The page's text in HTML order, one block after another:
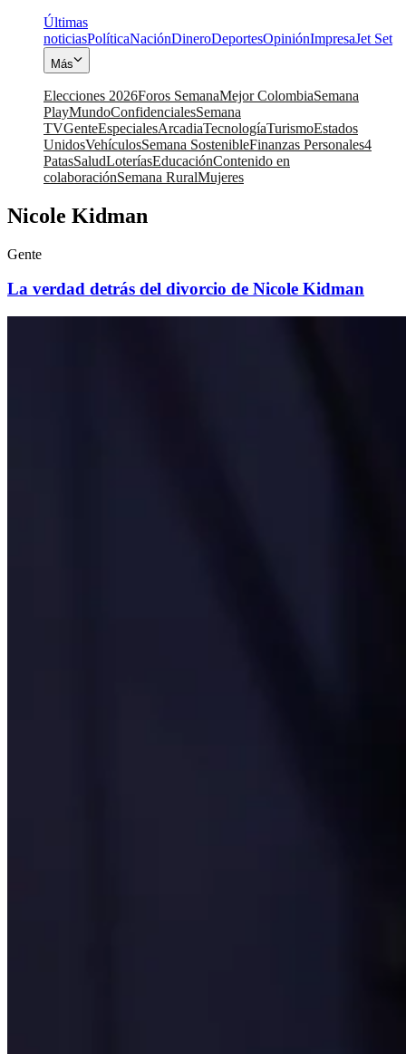
Últimas
noticiasPolíticaNaciónDineroDeportesOpiniónImpresaJet Set
Más
Elecciones 2026Foros SemanaMejor ColombiaSemana
PlayMundoConfidencialesSemana
TVGenteEspecialesArcadiaTecnologíaTurismoEstados
UnidosVehículosSemana SostenibleFinanzas Personales4
PatasSaludLoteríasEducaciónContenido en
colaboraciónSemana RuralMujeres
Nicole Kidman
Gente
La verdad detrás del divorcio de Nicole Kidman